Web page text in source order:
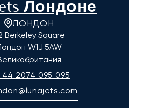
Лондоне
ЛОНДОН
Berkeley Square
W1J 5AW
2074 095 095